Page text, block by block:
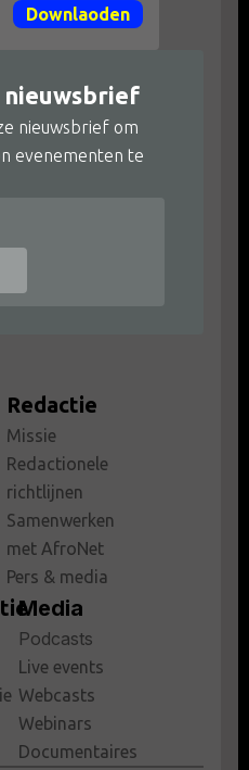
Downlaoden
nieuwsbrief
nieuwsbrief om
evenementen te
Redactie
Missie
Redactionele
richtlijnen
Samenwerken
met AfroNet
Pers & media
Media
Podcasts
Live events
Webcasts
Webinars
Documentaires